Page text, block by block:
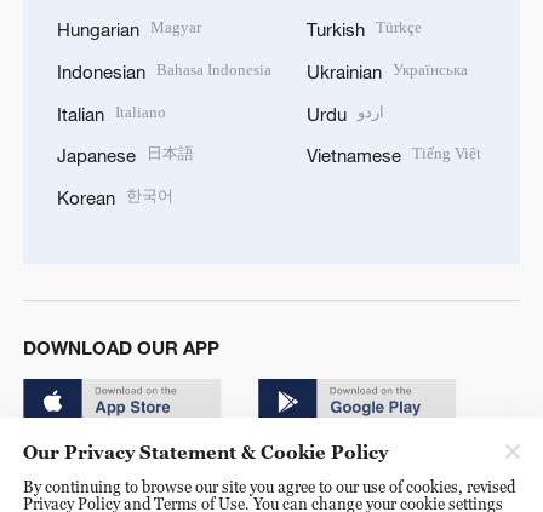
Hungarian Magyar
Indonesian Bahasa Indonesia
Italian Italiano
Japanese 日本語
Korean 한국어
Turkish Türkçe
Ukrainian Українська
Urdu اردو
Vietnamese Tiếng Việt
DOWNLOAD OUR APP
Our Privacy Statement & Cookie Policy
By continuing to browse our site you agree to our use of cookies, revised
Privacy Policy and Terms of Use. You can change your cookie settings